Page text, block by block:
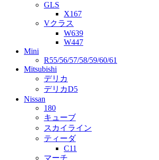
GLS
X167
Vクラス
W639
W447
Mini
R55/56/57/58/59/60/61
Mitsubishi
デリカ
デリカD5
Nissan
180
キューブ
スカイライン
ティーダ
C11
マーチ